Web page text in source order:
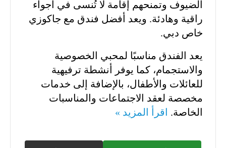
الضيوف وتمنحهم إقامة لا تُنسى في أجواء
راقية وهادئة. ويعد أفضل فندق مع جاكوزي
خاص دبي.
يعد الفندق مناسبًا لمحبي الخصوصية
والاستجمام، كما يوفر أنشطة ترفيهية
للعائلات والأطفال، بالإضافة إلى خدمات
مخصصة لعقد الاجتماعات والمناسبات
الخاصة. اقرأ المزيد »